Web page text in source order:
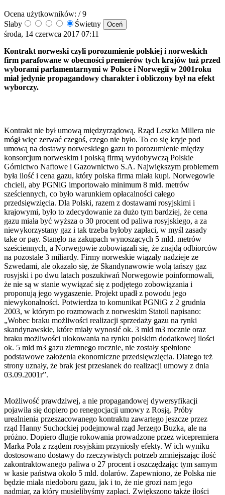
Ocena użytkowników: / 9
Słaby
Świetny
środa, 14 czerwca 2017 07:11
Kontrakt norweski czyli porozumienie polskiej i norweskich
firm parafowane w obecności premierów tych krajów tuż przed
wyborami parlamentarnymi w Polsce i Norwegii w 2001roku
miał jedynie propagandowy charakter i obliczony był na efekt
wyborczy.
Kontrakt nie był umową międzyrządową. Rząd Leszka Millera nie
mógł więc zerwać czegoś, czego nie było. To co się kryje pod
umową na dostawy norweskiego gazu to porozumienie między
konsorcjum norweskim i polską firmą wydobywczą Polskie
Górnictwo Naftowe i Gazownictwo S.A. Największym problemem
była ilość i cena gazu, który polska firma miała kupi. Norwegowie
chcieli, aby PGNiG importowało minimum 8 mld. metrów
sześciennych, co było warunkiem opłacalności całego
przedsięwzięcia. Dla Polski, razem z dostawami rosyjskimi i
krajowymi, było to zdecydowanie za dużo tym bardziej, że cena
gazu miała być wyższa o 30 procent od paliwa rosyjskiego, a za
niewykorzystany gaz i tak trzeba byłoby zapłaci, w myśl zasady
take or pay. Stanęło na zakupach wynoszących 5 mld. metrów
sześciennych, a Norwegowie zobowiązali się, że znajdą odbiorców
na pozostałe 3 miliardy. Firmy norweskie wiązały nadzieje ze
Szwedami, ale okazało się, że Skandynawowie wolą tańszy gaz
rosyjski i po dwu latach poszukiwań Norwegowie poinformowali,
że nie są w stanie wywiązać się z podjętego zobowiązania i
proponują jego wygaszenie. Projekt upadł z powodu jego
niewykonalności. Potwierdza to komunikat PGNiG z 2 grudnia
2003, w którym po rozmowach z norweskim Statoil napisano:
„Wobec braku możliwości realizacji sprzedaży gazu na rynki
skandynawskie, które miały wynosić ok. 3 mld m3 rocznie oraz
braku możliwości ulokowania na rynku polskim dodatkowej ilości
ok. 5 mld m3 gazu ziemnego rocznie, nie zostały spełnione
podstawowe założenia ekonomiczne przedsięwzięcia. Dlatego też
strony uznały, że brak jest przesłanek do realizacji umowy z dnia
03.09.2001r”.
Możliwość prawdziwej, a nie propagandowej dywersyfikacji
pojawiła się dopiero po renegocjacji umowy z Rosją. Próby
urealnienia przeszacowanego kontraktu zawartego jeszcze przez
rząd Hanny Suchockiej podejmował rząd Jerzego Buzka, ale na
próżno. Dopiero długie rokowania prowadzone przez wicepremiera
Marka Pola z rządem rosyjskim przyniosły efekty. W ich wyniku
dostosowano dostawy do rzeczywistych potrzeb zmniejszając ilość
zakontraktowanego paliwa o 27 procent i oszczędzając tym samym
w kasie państwa około 5 mld. dolarów. Zapewniono, że Polska nie
będzie miała niedoboru gazu, jak i to, że nie grozi nam jego
nadmiar, za który musielibyśmy zapłaci. Zwiększono także ilości